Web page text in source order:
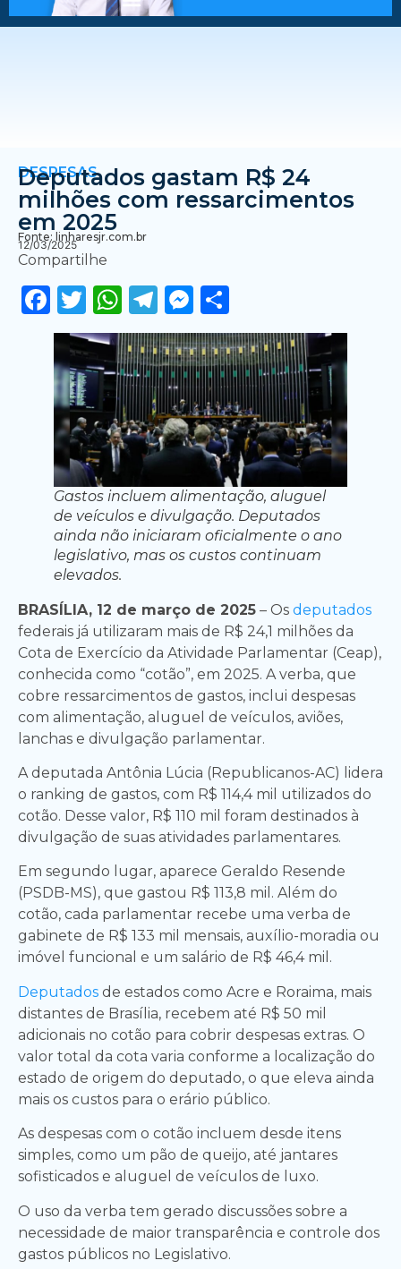
DESPESAS
Deputados gastam R$ 24
milhões com ressarcimentos
em 2025
Fonte: linharesjr.com.br
12/03/2025
Compartilhe
Facebook
Twitter
WhatsApp
Telegram
Messenger
Gastos incluem alimentação, aluguel
de veículos e divulgação. Deputados
ainda não iniciaram oficialmente o ano
legislativo, mas os custos continuam
elevados.
BRASÍLIA, 12 de março de 2025 – Os deputados
federais já utilizaram mais de R$ 24,1 milhões da
Cota de Exercício da Atividade Parlamentar (Ceap),
conhecida como “cotão”, em 2025. A verba, que
cobre ressarcimentos de gastos, inclui despesas
com alimentação, aluguel de veículos, aviões,
lanchas e divulgação parlamentar.
A deputada Antônia Lúcia (Republicanos-AC) lidera
o ranking de gastos, com R$ 114,4 mil utilizados do
cotão. Desse valor, R$ 110 mil foram destinados à
divulgação de suas atividades parlamentares.
Em segundo lugar, aparece Geraldo Resende
(PSDB-MS), que gastou R$ 113,8 mil. Além do
cotão, cada parlamentar recebe uma verba de
gabinete de R$ 133 mil mensais, auxílio-moradia ou
imóvel funcional e um salário de R$ 46,4 mil.
Deputados de estados como Acre e Roraima, mais
distantes de Brasília, recebem até R$ 50 mil
adicionais no cotão para cobrir despesas extras. O
valor total da cota varia conforme a localização do
estado de origem do deputado, o que eleva ainda
mais os custos para o erário público.
As despesas com o cotão incluem desde itens
simples, como um pão de queijo, até jantares
sofisticados e aluguel de veículos de luxo.
O uso da verba tem gerado discussões sobre a
necessidade de maior transparência e controle dos
gastos públicos no Legislativo.